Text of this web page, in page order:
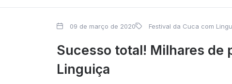
09 de março de 2020 Festival da Cuca com
Sucesso total! Milhares de
Linguiça